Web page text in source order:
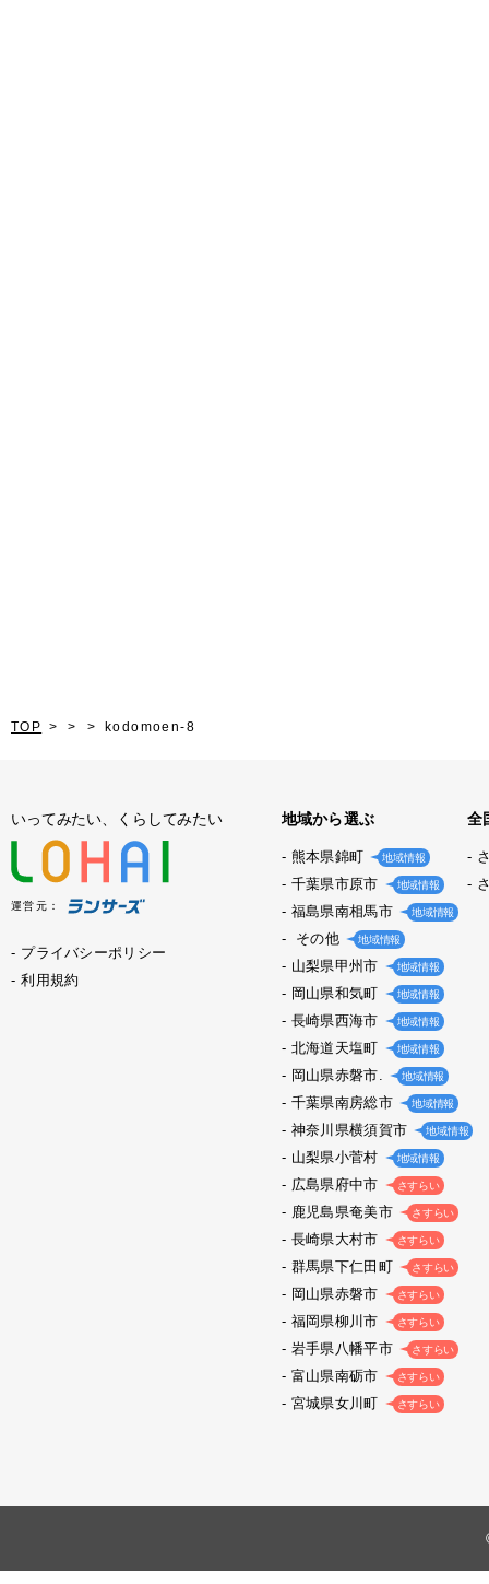
TOP kodomoen-8
いってみたい、くらしてみたい
運営元：
プライバシーポリシー
利用規約
地域から選ぶ
熊本県錦町 地域情報
千葉県市原市 地域情報
福島県南相馬市 地域情報
その他 地域情報
山梨県甲州市 地域情報
岡山県和気町 地域情報
長崎県西海市 地域情報
北海道天塩町 地域情報
岡山県赤磐市. 地域情報
千葉県南房総市 地域情報
神奈川県横須賀市 地域情報
山梨県小菅村 地域情報
広島県府中市 さすらい
鹿児島県奄美市 さすらい
長崎県大村市 さすらい
群馬県下仁田町 さすらい
岡山県赤磐市 さすらい
福岡県柳川市 さすらい
岩手県八幡平市 さすらい
富山県南砺市 さすらい
宮城県女川町 さすらい
全